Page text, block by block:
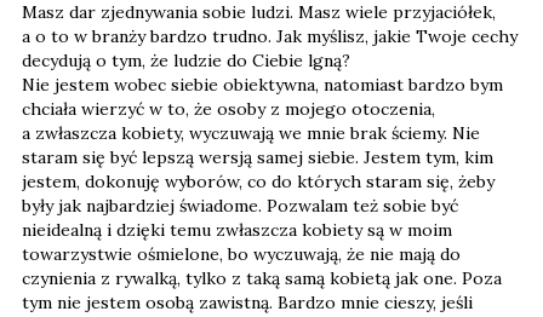
Masz dar zjednywania sobie ludzi. Masz wiele przyjaciółek,
a o to w branży bardzo trudno. Jak myślisz, jakie Twoje cechy
decydują o tym, że ludzie do Ciebie lgną?
Nie jestem wobec siebie obiektywna, natomiast bardzo bym
chciała wierzyć w to, że osoby z mojego otoczenia,
a zwłaszcza kobiety, wyczuwają we mnie brak ściemy. Nie
staram się być lepszą wersją samej siebie. Jestem tym, kim
jestem, dokonuję wyborów, co do których staram się, żeby
były jak najbardziej świadome. Pozwalam też sobie być
nieidealną i dzięki temu zwłaszcza kobiety są w moim
towarzystwie ośmielone, bo wyczuwają, że nie mają do
czynienia z rywalką, tylko z taką samą kobietą jak one. Poza
tym nie jestem osobą zawistną. Bardzo mnie cieszy, jeśli